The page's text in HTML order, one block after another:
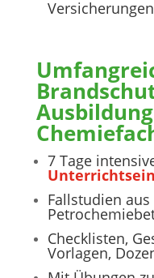
7 Tage
Fallstudien
Checklisten,
Vorlagen,